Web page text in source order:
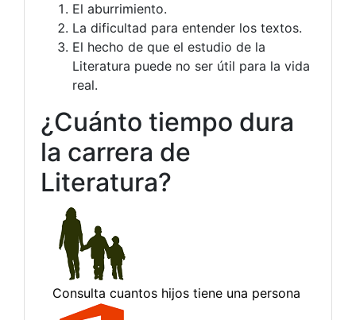
El aburrimiento.
La dificultad para entender los textos.
El hecho de que el estudio de la
Literatura puede no ser útil para la vida
real.
¿Cuánto tiempo dura
la carrera de
Literatura?